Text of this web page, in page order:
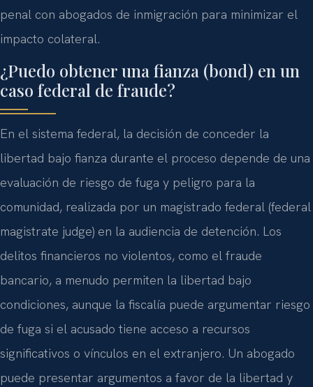
penal con abogados de inmigración para minimizar el
impacto colateral.
¿Puedo obtener una fianza (bond) en un
caso federal de fraude?
En el sistema federal, la decisión de conceder la
libertad bajo fianza durante el proceso depende de una
evaluación de riesgo de fuga y peligro para la
comunidad, realizada por un magistrado federal (federal
magistrate judge) en la audiencia de detención. Los
delitos financieros no violentos, como el fraude
bancario, a menudo permiten la libertad bajo
condiciones, aunque la fiscalía puede argumentar riesgo
de fuga si el acusado tiene acceso a recursos
significativos o vínculos en el extranjero. Un abogado
puede presentar argumentos a favor de la libertad y